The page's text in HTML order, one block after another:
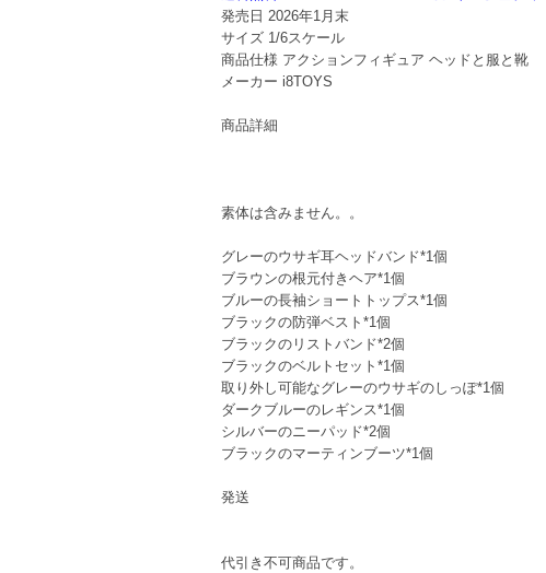
発売日 2026年1月末
サイズ 1/6スケール
商品仕様 アクションフィギュア ヘッドと服と靴
メーカー i8TOYS
商品詳細
素体は含みません。。
グレーのウサギ耳ヘッドバンド*1個
ブラウンの根元付きヘア*1個
ブルーの長袖ショートトップス*1個
ブラックの防弾ベスト*1個
ブラックのリストバンド*2個
ブラックのベルトセット*1個
取り外し可能なグレーのウサギのしっぽ*1個
ダークブルーのレギンス*1個
シルバーのニーパッド*2個
ブラックのマーティンブーツ*1個
発送
代引き不可商品です。